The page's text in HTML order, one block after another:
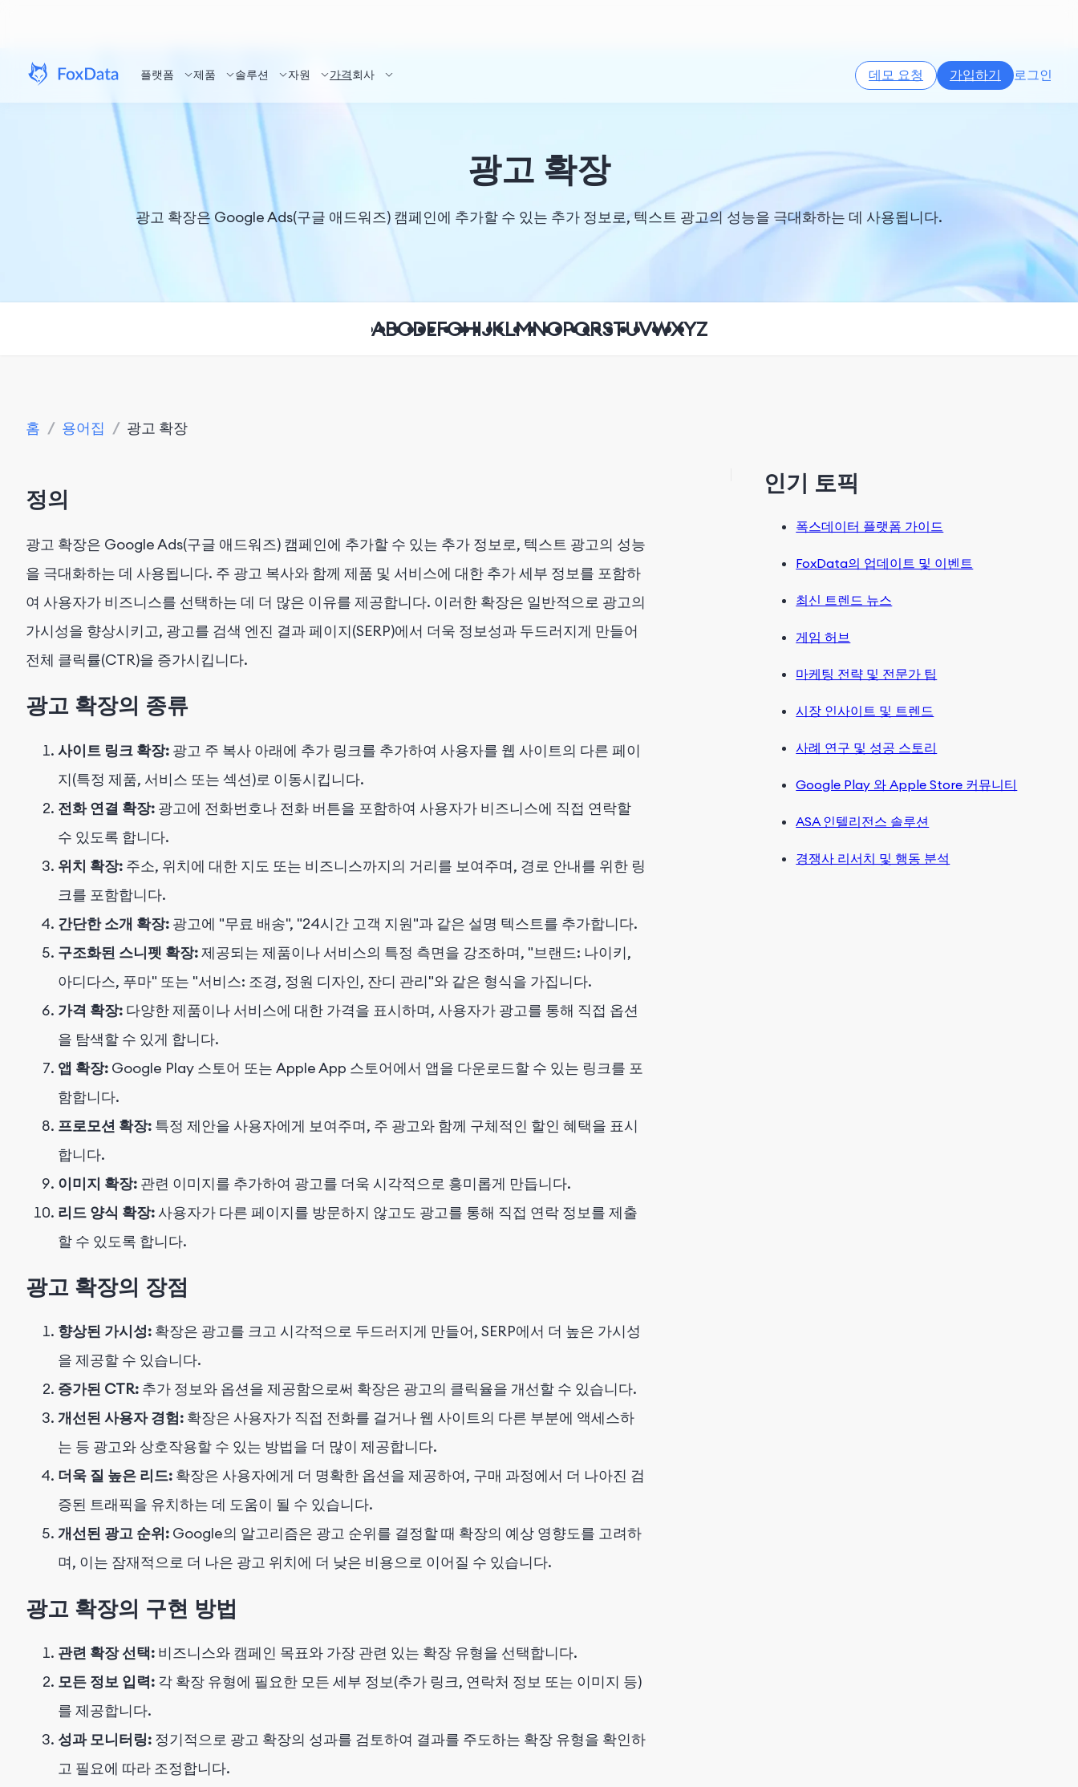
플랫폼 제품 솔루션 자원 가격회사 데모 요청 가입하기 로그인
광고 확장
광고 확장은 Google Ads(구글 애드워즈) 캠페인에 추가할 수 있는 추가 정보로, 텍스트 광고의 성능을 극대화하는 데 사용됩니다.
ABCDEFGHIJKLMNOPQRSTUVWXYZ
홈 / 용어집 / 광고 확장
정의
광고 확장은 Google Ads(구글 애드워즈) 캠페인에 추가할 수 있는 추가 정보로, 텍스트 광고의 성능
을 극대화하는 데 사용됩니다. 주 광고 복사와 함께 제품 및 서비스에 대한 추가 세부 정보를 포함하
여 사용자가 비즈니스를 선택하는 데 더 많은 이유를 제공합니다. 이러한 확장은 일반적으로 광고의
가시성을 향상시키고, 광고를 검색 엔진 결과 페이지(SERP)에서 더욱 정보성과 두드러지게 만들어
전체 클릭률(CTR)을 증가시킵니다.
광고 확장의 종류
사이트 링크 확장: 광고 주 복사 아래에 추가 링크를 추가하여 사용자를 웹 사이트의 다른 페이
지(특정 제품, 서비스 또는 섹션)로 이동시킵니다.
전화 연결 확장: 광고에 전화번호나 전화 버튼을 포함하여 사용자가 비즈니스에 직접 연락할
수 있도록 합니다.
위치 확장: 주소, 위치에 대한 지도 또는 비즈니스까지의 거리를 보여주며, 경로 안내를 위한 링
크를 포함합니다.
간단한 소개 확장: 광고에 "무료 배송", "24시간 고객 지원"과 같은 설명 텍스트를 추가합니다.
구조화된 스니펫 확장:제공되는 제품이나 서비스의 특정 측면을 강조하며, "브랜드: 나이키,
아디다스, 푸마" 또는 "서비스: 조경, 정원 디자인, 잔디 관리"와 같은 형식을 가집니다.
가격 확장: 다양한 제품이나 서비스에 대한 가격을 표시하며, 사용자가 광고를 통해 직접 옵션
을 탐색할 수 있게 합니다.
앱 확장: Google Play 스토어 또는 Apple App 스토어에서 앱을 다운로드할 수 있는 링크를 포
함합니다.
프로모션 확장: 특정 제안을 사용자에게 보여주며, 주 광고와 함께 구체적인 할인 혜택을 표시
합니다.
이미지 확장: 관련 이미지를 추가하여 광고를 더욱 시각적으로 흥미롭게 만듭니다.
리드 양식 확장: 사용자가 다른 페이지를 방문하지 않고도 광고를 통해 직접 연락 정보를 제출
할 수 있도록 합니다.
광고 확장의 장점
향상된 가시성: 확장은 광고를 크고 시각적으로 두드러지게 만들어, SERP에서 더 높은 가시성
을 제공할 수 있습니다.
증가된 CTR: 추가 정보와 옵션을 제공함으로써 확장은 광고의 클릭율을 개선할 수 있습니다.
개선된 사용자 경험: 확장은 사용자가 직접 전화를 걸거나 웹 사이트의 다른 부분에 액세스하
는 등 광고와 상호작용할 수 있는 방법을 더 많이 제공합니다.
더욱 질 높은 리드: 확장은 사용자에게 더 명확한 옵션을 제공하여, 구매 과정에서 더 나아진 검
증된 트래픽을 유치하는 데 도움이 될 수 있습니다.
개선된 광고 순위: Google의 알고리즘은 광고 순위를 결정할 때 확장의 예상 영향도를 고려하
며, 이는 잠재적으로 더 나은 광고 위치에 더 낮은 비용으로 이어질 수 있습니다.
광고 확장의 구현 방법
관련 확장 선택: 비즈니스와 캠페인 목표와 가장 관련 있는 확장 유형을 선택합니다.
모든 정보 입력: 각 확장 유형에 필요한 모든 세부 정보(추가 링크, 연락처 정보 또는 이미지 등)
를 제공합니다.
성과 모니터링: 정기적으로 광고 확장의 성과를 검토하여 결과를 주도하는 확장 유형을 확인하
고 필요에 따라 조정합니다.
인기 토픽
폭스데이터 플랫폼 가이드
FoxData의 업데이트 및 이벤트
최신 트렌드 뉴스
게임 허브
마케팅 전략 및 전문가 팁
시장 인사이트 및 트렌드
사례 연구 및 성공 스토리
Google Play 와 Apple Store 커뮤니티
ASA 인텔리전스 솔루션
경쟁사 리서치 및 행동 분석